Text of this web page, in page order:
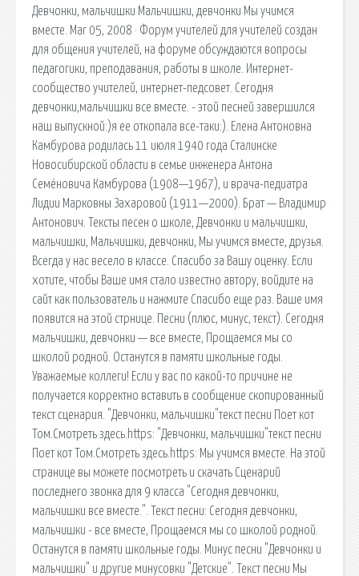
Девчонки, мальчишки Мальчишки, девчонки Мы учимся
вместе. Mar 05, 2008 · Форум учителей для учителей создан
для общения учителей, на форуме обсуждаются вопросы
педагогики, преподавания, работы в школе. Интернет-
сообщество учителей, интернет-педсовет. Сегодня
девчонки,мальчишки все вместе. - этой песней завершился
наш выпускной:)я ее откопала все-таки:). Елена Антоновна
Камбурова родилась 11 июля 1940 года Сталинске
Новосибирской области в семье инженера Антона
Семёновича Камбурова (1908—1967), и врача-педиатра
Лидии Марковны Захаровой (1911—2000). Брат — Владимир
Антонович. Тексты песен о школе, Девчонки и мальчишки,
мальчишки, Мальчишки, девчонки, Мы учимся вместе, друзья.
Всегда у нас весело в классе. Спасибо за Вашу оценку. Если
хотите, чтобы Ваше имя стало известно автору, войдите на
сайт как пользователь и нажмите Спасибо еще раз. Ваше имя
появится на этой стрнице. Песни (плюс, минус, текст). Сегодня
мальчишки, девчонки — все вместе, Прощаемся мы со
школой родной. Останутся в памяти школьные годы.
Уважаемые коллеги! Если у вас по какой-то причине не
получается корректно вставить в сообщение скопированный
текст сценария. "Девчонки, мальчишки"текст песни Поет кот
Том.Смотреть здесь.https: "Девчонки, мальчишки"текст песни
Поет кот Том.Смотреть здесь.https: Мы учимся вместе. На этой
странице вы можете посмотреть и скачать Сценарий
последнего звонка для 9 класса "Сегодня девчонки,
мальчишки все вместе.". Текст песни: Сегодня девчонки,
мальчишки - все вместе, Прощаемся мы со школой родной.
Останутся в памяти школьные годы. Минус песни "Девчонки и
мальчишки" и другие минусовки "Детские". Текст песни Мы